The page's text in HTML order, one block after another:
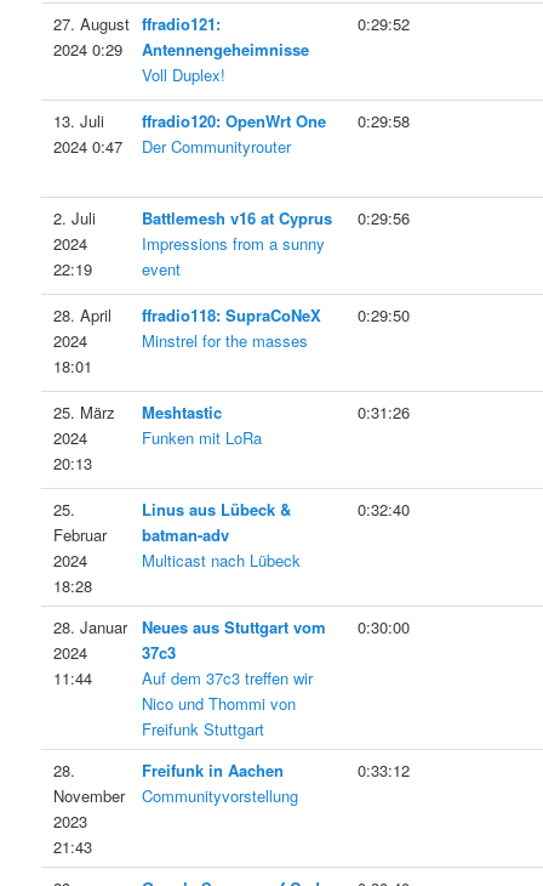
27. August
2024 0:29
ffradio121:
Antennengeheimnisse
Voll Duplex!
0:29:52
13. Juli
2024 0:47
ffradio120: OpenWrt One
Der Communityrouter
0:29:58
2. Juli
2024
22:19
Battlemesh v16 at Cyprus
Impressions from a sunny
event
0:29:56
28. April
2024
18:01
ffradio118: SupraCoNeX
Minstrel for the masses
0:29:50
25. März
2024
20:13
Meshtastic
Funken mit LoRa
0:31:26
25.
Februar
2024
18:28
Linus aus Lübeck &
batman-adv
Multicast nach Lübeck
0:32:40
28. Januar
2024
11:44
Neues aus Stuttgart vom
37c3
Auf dem 37c3 treffen wir
Nico und Thommi von
Freifunk Stuttgart
0:30:00
28.
November
2023
21:43
Freifunk in Aachen
Communityvorstellung
0:33:12